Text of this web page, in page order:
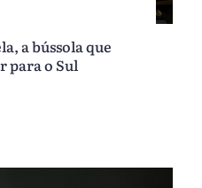
a bússola que
para o Sul